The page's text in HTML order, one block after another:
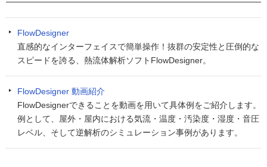
FlowDesigner
直感的なインターフェイスで簡単操作！抜群の安定性と圧倒的な
スピードを誇る、熱流体解析ソフトFlowDesigner。
FlowDesigner 動画紹介
FlowDesignerできることを動画を用いて具体例をご紹介します。
例として、屋外・屋内における気流・温度・汚染度・湿度・音圧
レベル、そして逆解析のシミュレーション事例があります。